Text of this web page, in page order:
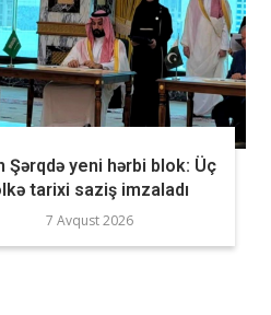
Şərqdə yeni hərbi blok: Üç
tarixi saziş imzaladı
7 Avqust 2026